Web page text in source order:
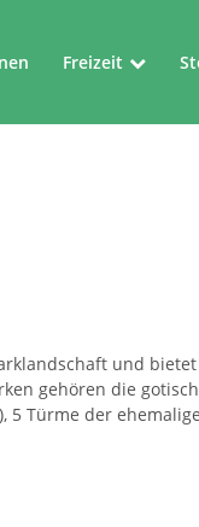
Freizeit
und
gehören die
5 Türme der